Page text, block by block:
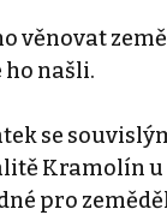
věnovat
ho našli.
se
Kramolín
pro